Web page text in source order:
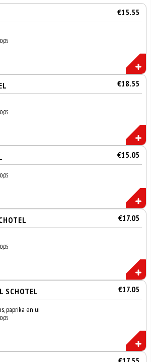
€15.55
€18.55
€15.05
€17.05
SCHOTEL €17.05
paprika en ui